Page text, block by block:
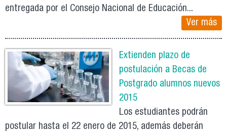
entregada por el Consejo Nacional de Educación...
Ver más
Extienden plazo de
postulación a Becas de
Postgrado alumnos nuevos
2015
Los estudiantes podrán
postular hasta el 22 enero de 2015, además deberán